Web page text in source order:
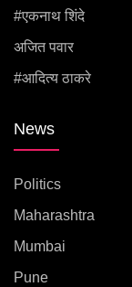
#एकनाथ शिंदे
अजित पवार
#आदित्य ठाकरे
News
Politics
Maharashtra
Mumbai
Pune